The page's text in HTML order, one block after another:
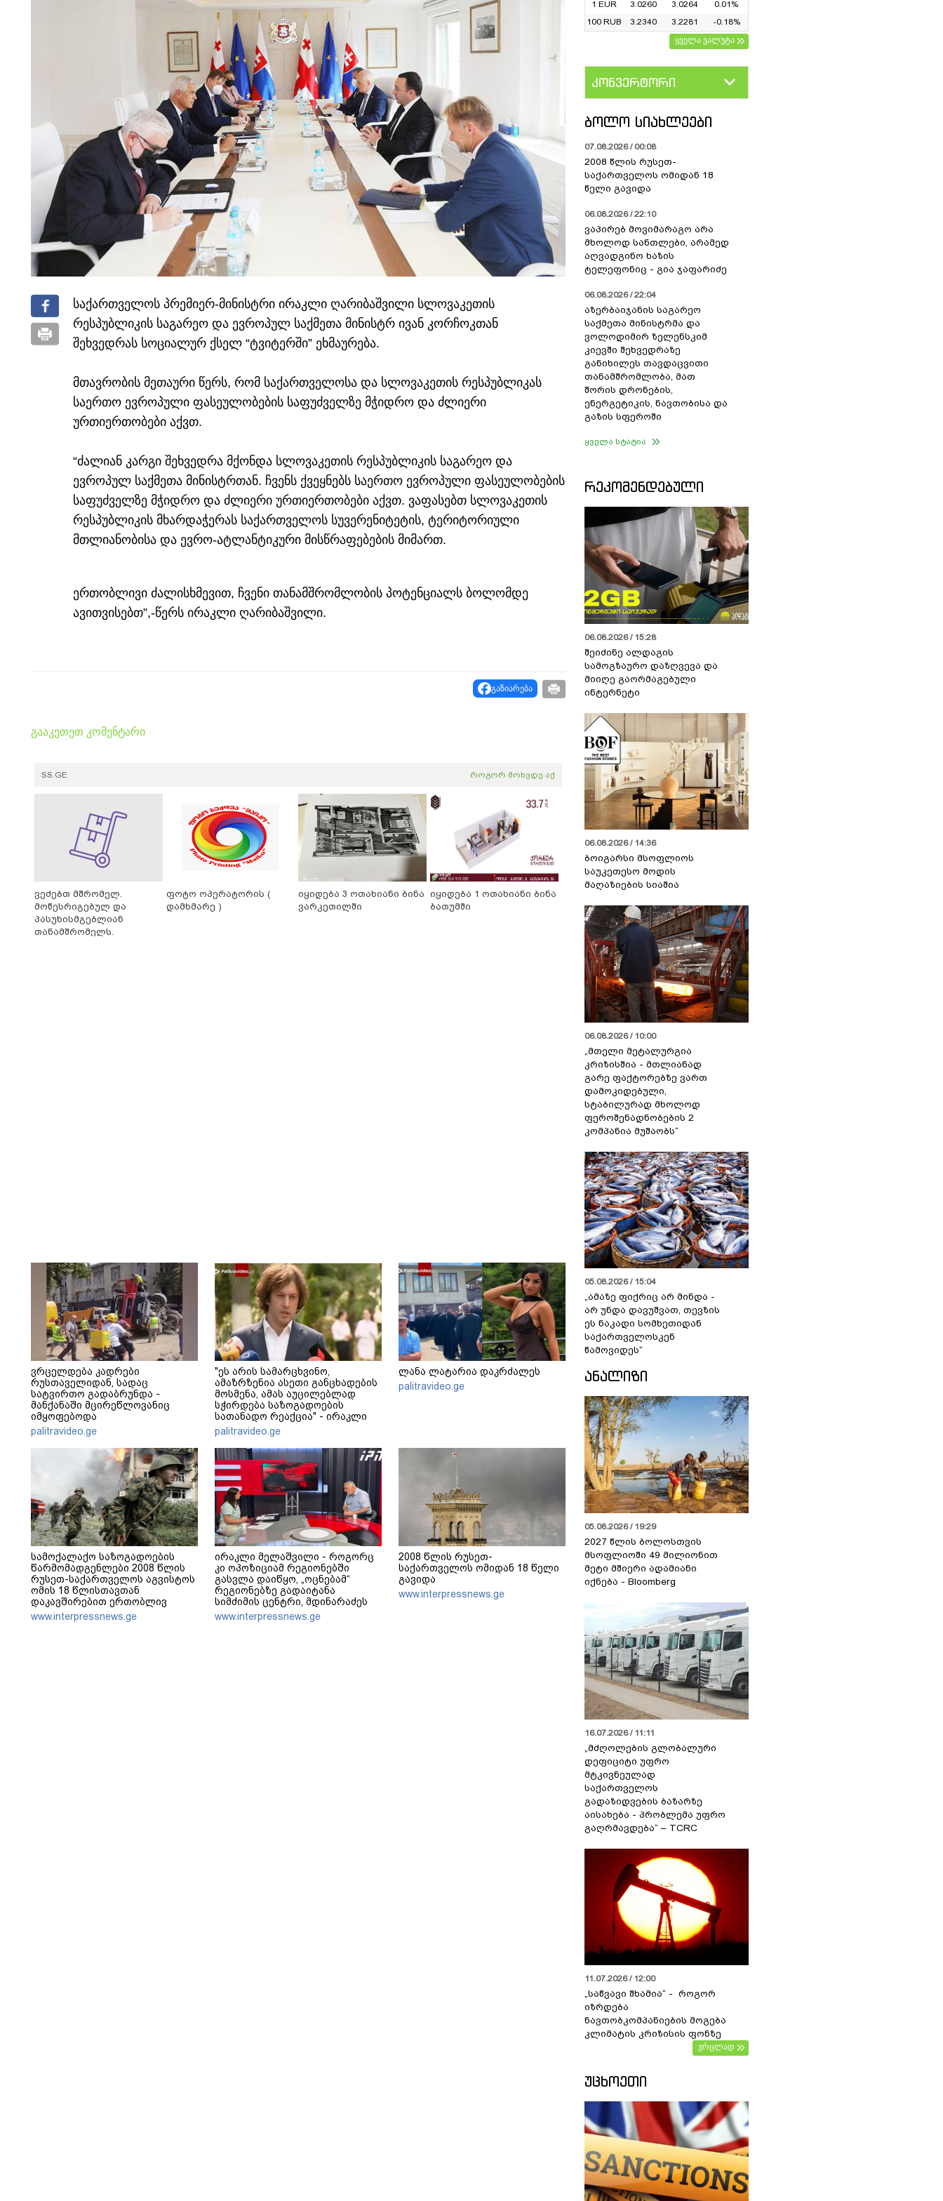
საქართველოს პრემიერ-მინისტრი ირაკლი ღარიბაშვილი სლოვაკეთის
რესპუბლიკის საგარეო და ევროპულ საქმეთა მინისტრ ივან კორჩოკთან
შეხვედრას სოციალურ ქსელ “ტვიტერში” ეხმაურება.
მთავრობის მეთაური წერს, რომ საქართველოსა და სლოვაკეთის რესპუბლიკას
საერთო ევროპული ფასეულობების საფუძველზე მჭიდრო და ძლიერი
ურთიერთობები აქვთ.
“ძალიან კარგი შეხვედრა მქონდა სლოვაკეთის რესპუბლიკის საგარეო და
ევროპულ საქმეთა მინისტრთან. ჩვენს ქვეყნებს საერთო ევროპული ფასეულობების
საფუძველზე მჭიდრო და ძლიერი ურთიერთობები აქვთ. ვაფასებთ სლოვაკეთის
რესპუბლიკის მხარდაჭერას საქართველოს სუვერენიტეტის, ტერიტორიული
მთლიანობისა და ევრო-ატლანტიკური მისწრაფებების მიმართ.
ერთობლივი ძალისხმევით, ჩვენი თანამშრომლობის პოტენციალს ბოლომდე
ავითვისებთ”,-წერს ირაკლი ღარიბაშვილი.
გაზიარება
გააკეთეთ კომენტარი
SS.GE როგორ მოხვდე აქ
ვეძებთ მშრომელ.
მოწესრიგებულ და
პასუხისმგებლიან
თანამშრომელს.
ფოტო ოპერატორის (
დამხმარე )
იყიდება 3 ოთახიანი ბინა
ვარკეთილში
იყიდება 1 ოთახიანი ბინა
ბათუმში
ვრცელდება კადრები
რუსთაველიდან, სადაც
სატვირთო გადაბრუნდა -
მანქანაში მცირეწლოვანიც
იმყოფებოდა
palitravideo.ge
"ეს არის სამარცხვინო,
ამაზრზენია ასეთი განცხადების
მოსმენა, ამას აუცილებლად
სჭირდება საზოგადოების
სათანადო რეაქცია" - ირაკლი
კობახიძე
palitravideo.ge
ლანა ლატარია დაკრძალეს
palitravideo.ge
სამოქალაქო საზოგადოების
წარმომადგენლები 2008 წლის
რუსეთ-საქართველოს აგვისტოს
ომის 18 წლისთავთან
დაკავშირებით ერთობლივ
განცხადებას ავრცელებენ
www.interpressnews.ge
ირაკლი მელაშვილი - როგორც
კი ოპოზიციამ რეგიონებში
გასვლა დაიწყო, „ოცნებამ“
რეგიონებზე გადაიტანა
სიმძიმის ცენტრი, მდინარაძეს
პოლიტიკური ფუნქცია ექნება:
არჩევნებისთვის მოამზადოს
www.interpressnews.ge
2008 წლის რუსეთ-
საქართველოს ომიდან 18 წელი
გავიდა
www.interpressnews.ge
1 EUR
3.0260 3.0264
0.01%
100 RUB
3.2340 3.2281
-0.18%
ყველა ვალუტა
კონვერტორი
ᲑᲝᲚᲝ ᲡᲘᲐᲮᲚᲔᲔᲑᲘ
07.08.2026 / 00:08
2008 წლის რუსეთ-
საქართველოს ომიდან 18
წელი გავიდა
06.08.2026 / 22:10
ვაპირებ მოვიმარაგო არა
მხოლოდ სანთლები, არამედ
აღვადგინო ხაზის
ტელეფონიც - გია ჯაფარიძე
06.08.2026 / 22:04
აზერბაიჯანის საგარეო
საქმეთა მინისტრმა და
ვოლოდიმირ ზელენსკიმ
კიევში შეხვედრაზე
განიხილეს თავდაცვითი
თანამშრომლობა, მათ
შორის დრონების,
ენერგეტიკის, ნავთობისა და
გაზის სფეროში
ყველა სტატია
ᲠᲔᲙᲝᲛᲔᲜᲓᲔᲑᲣᲚᲘ
06.08.2026 / 15:28
შეიძინე ალდაგის
სამოგზაურო დაზღვევა და
მიიღე გაორმაგებული
ინტერნეტი
06.08.2026 / 14:36
ბოიგარსი მსოფლიოს
საუკეთესო მოდის
მაღაზიების სიაშია
06.08.2026 / 10:00
„მთელი მეტალურგია
კრიზისშია - მთლიანად
გარე ფაქტორებზე ვართ
დამოკიდებული,
სტაბილურად მხოლოდ
ფეროშენადნობების 2
კომპანია მუშაობს“
05.08.2026 / 15:04
„ამაზე ფიქრიც არ მინდა -
არ უნდა დავუშვათ, თევზის
ეს ნაკადი სომხეთიდან
საქართველოსკენ
წამოვიდეს“
ᲐᲜᲐᲚᲘᲖᲘ
05.08.2026 / 19:29
2027 წლის ბოლოსთვის
მსოფლიოში 49 მილიონით
მეტი მშიერი ადამიანი
იქნება - Bloomberg
16.07.2026 / 11:11
„მძღოლების გლობალური
დეფიციტი უფრო
მტკივნეულად
საქართველოს
გადაზიდვების ბაზარზე
აისახება - პრობლემა უფრო
გაღრმავდება“ – TCRC
11.07.2026 / 12:00
„საწვავი შხამია“ - როგორ
იზრდება
ნავთობკომპანიების მოგება
კლიმატის კრიზისის ფონზე
ვრცლად
ᲣᲪᲮᲝᲔᲗᲘ